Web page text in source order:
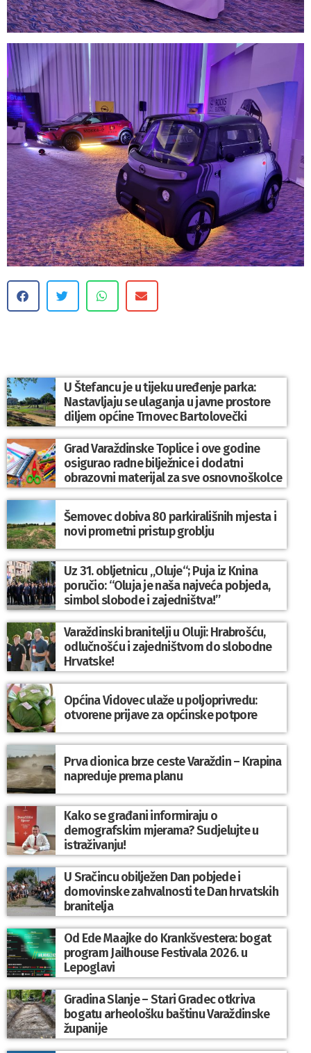
U Štefancu je u tijeku uređenje parka:
Nastavljaju se ulaganja u javne prostore
diljem općine Trnovec Bartolovečki
Grad Varaždinske Toplice i ove godine
osigurao radne bilježnice i dodatni
obrazovni materijal za sve osnovnoškolce
Šemovec dobiva 80 parkirališnih mjesta i
novi prometni pristup groblju
Uz 31. obljetnicu „Oluje“; Puja iz Knina
poručio: “Oluja je naša najveća pobjeda,
simbol slobode i zajedništva!”
Varaždinski branitelji u Oluji: Hrabrošću,
odlučnošću i zajedništvom do slobodne
Hrvatske!
Općina Vidovec ulaže u poljoprivredu:
otvorene prijave za općinske potpore
Prva dionica brze ceste Varaždin – Krapina
napreduje prema planu
Kako se građani informiraju o
demografskim mjerama? Sudjelujte u
istraživanju!
U Sračincu obilježen Dan pobjede i
domovinske zahvalnosti te Dan hrvatskih
branitelja
Od Ede Maajke do Krankšvestera: bogat
program Jailhouse Festivala 2026. u
Lepoglavi
Gradina Slanje – Stari Gradec otkriva
bogatu arheološku baštinu Varaždinske
županije